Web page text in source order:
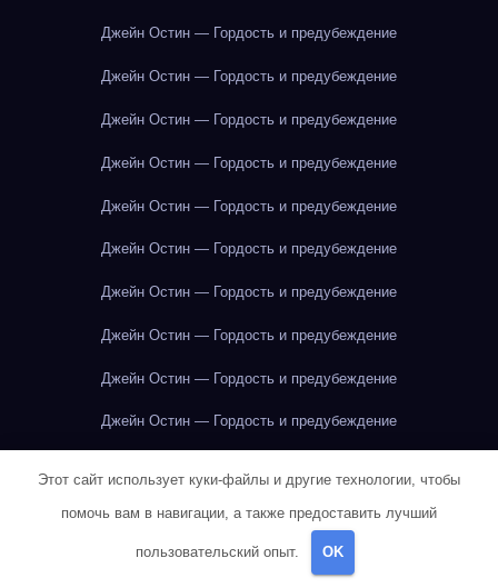
Джейн Остин — Гордость и предубеждение
Джейн Остин — Гордость и предубеждение
Джейн Остин — Гордость и предубеждение
Джейн Остин — Гордость и предубеждение
Джейн Остин — Гордость и предубеждение
Джейн Остин — Гордость и предубеждение
Джейн Остин — Гордость и предубеждение
Джейн Остин — Гордость и предубеждение
Джейн Остин — Гордость и предубеждение
Джейн Остин — Гордость и предубеждение
Джейн Остин — Гордость и предубеждение
Джейн Остин — Гордость и предубеждение
Этот сайт использует куки-файлы и другие технологии, чтобы
помочь вам в навигации, а также предоставить лучший
пользовательский опыт. OK